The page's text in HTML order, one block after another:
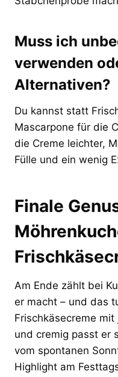
Muss ich
verwenden
Alternativen?
Du kannst statt
Mascarpone für die
die Creme leichter,
Fülle und ein wenig
Finale
Am Ende zählt bei
er macht – und das
Frischkäsecreme
und cremig passt er
vom spontanen
Highlight am